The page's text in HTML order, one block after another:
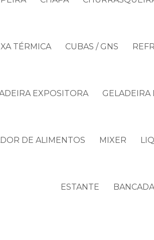
TÉRMICA CUBAS / GNS
EXPOSITORA GELADEIRA
DE ALIMENTOS MIXER
ESTANTE BANCADA